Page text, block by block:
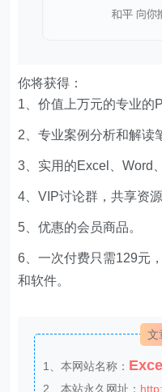
你将获得：
1、价值上万元的专业的
2、专业案例分析和解读
3、实用的Excel、Word
4、VIP讨论群，共享资源
5、优惠的会员商品。
6、一次付费只需129元
和软件。
文
1、本网站名称：
2、本站永久网址：